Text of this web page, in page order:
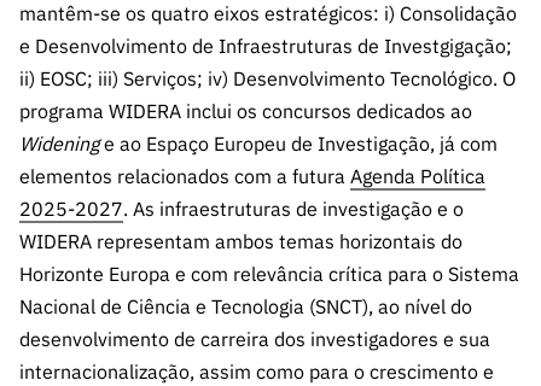
digitais da
FCT
Canais de
Denúncia
s
Apoios
PRR –
“Ciência +
Digital” e
“Ciência +
Capacitaç
ão”
mantêm-se os quatro eixos estratégicos: i) Consolidação
e Desenvolvimento de Infraestruturas de Investgigação;
ii) EOSC; iii) Serviços; iv) Desenvolvimento Tecnológico. O
programa WIDERA inclui os concursos dedicados ao
Wideninge ao Espaço Europeu de Investigação, já com
elementos relacionados com a futura Agenda Política
2025-2027. As infraestruturas de investigação e o
WIDERA representam ambos temas horizontais do
Horizonte Europa e com relevância crítica para o Sistema
Nacional de Ciência e Tecnologia (SNCT), ao nível do
desenvolvimento de carreira dos investigadores e sua
internacionalização, assim como para o crescimento e